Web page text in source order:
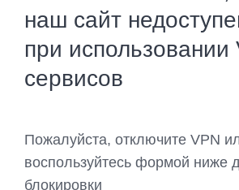
наш сайт
при использовании
сервисов
Пожалуйста, отключите VPN
воспользуйтесь формой ниже
блокировки